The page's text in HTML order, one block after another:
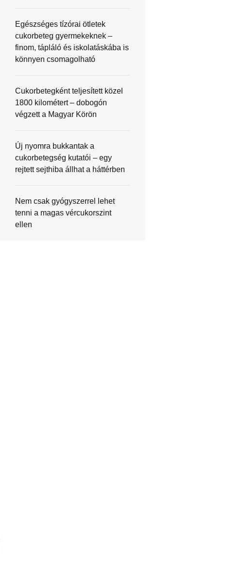
Egészséges tízórai ötletek
cukorbeteg gyermekeknek –
finom, tápláló és iskolatáskába is
könnyen csomagolható
Cukorbetegként teljesített közel
1800 kilométert – dobogón
végzett a Magyar Körön
Új nyomra bukkantak a
cukorbetegség kutatói – egy
rejtett sejthiba állhat a háttérben
Nem csak gyógyszerrel lehet
tenni a magas vércukorszint
ellen